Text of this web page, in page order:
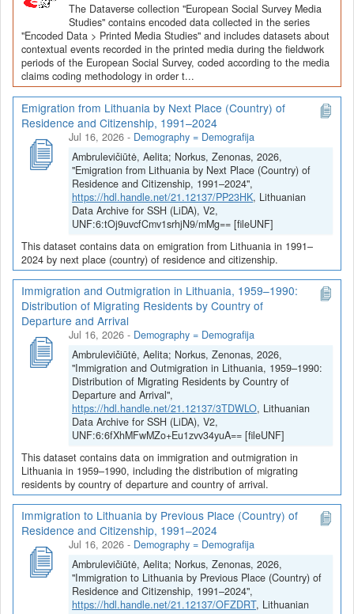
The Dataverse collection "European Social Survey Media
Studies" contains encoded data collected in the series
"Encoded Data > Printed Media Studies" and includes datasets about
contextual events recorded in the printed media during the fieldwork
periods of the European Social Survey, coded according to the media
claims coding methodology in order t...
Emigration from Lithuania by Next Place (Country) of
Residence and Citizenship, 1991–2024
Jul 16, 2026 - Demography = Demografija
Ambrulevičiūtė, Aelita; Norkus, Zenonas, 2026,
"Emigration from Lithuania by Next Place (Country) of
Residence and Citizenship, 1991–2024",
https://hdl.handle.net/21.12137/PP23HK, Lithuanian
Data Archive for SSH (LiDA), V2,
UNF:6:tOj9uvcfCmv1srhjN9/mMg== [fileUNF]
This dataset contains data on emigration from Lithuania in 1991–
2024 by next place (country) of residence and citizenship.
Immigration and Outmigration in Lithuania, 1959–1990:
Distribution of Migrating Residents by Country of
Departure and Arrival
Jul 16, 2026 - Demography = Demografija
Ambrulevičiūtė, Aelita; Norkus, Zenonas, 2026,
"Immigration and Outmigration in Lithuania, 1959–1990:
Distribution of Migrating Residents by Country of
Departure and Arrival",
https://hdl.handle.net/21.12137/3TDWLO, Lithuanian
Data Archive for SSH (LiDA), V2,
UNF:6:6fXhMFwMZo+Eu1zvv34yuA== [fileUNF]
This dataset contains data on immigration and outmigration in
Lithuania in 1959–1990, including the distribution of migrating
residents by country of departure and country of arrival.
Immigration to Lithuania by Previous Place (Country) of
Residence and Citizenship, 1991–2024
Jul 16, 2026 - Demography = Demografija
Ambrulevičiūtė, Aelita; Norkus, Zenonas, 2026,
"Immigration to Lithuania by Previous Place (Country) of
Residence and Citizenship, 1991–2024",
https://hdl.handle.net/21.12137/OFZDRT, Lithuanian